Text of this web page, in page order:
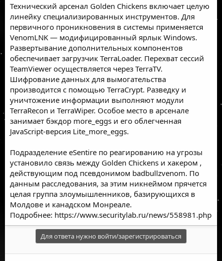
Технический арсенал Golden Chickens включает целую
линейку специализированных инструментов. Для
первичного проникновения в системы применяется
VenomLNK — модифицированный ярлык Windows.
Развертывание дополнительных компонентов
обеспечивает загрузчик TerraLoader. Перехват сессий
TeamViewer осуществляется через TerraTV.
Шифрование данных для вымогательства
производится с помощью TerraCrypt. Разведку и
уничтожение информации выполняют модули
TerraRecon и TerraWiper. Особое место в арсенале
занимает бэкдор more_eggs и его облегченная
JavaScript-версия Lite_more_eggs.
Подразделение eSentire по реагированию на угрозы
установило связь между Golden Chickens и хакером ,
действующим под псевдонимом badbullzvenom. По
данным расследования, за этим никнеймом прячется
целая группа злоумышленников, базирующихся в
Молдове и канадском Монреале.
Подробнее: https://www.securitylab.ru/news/558981.php
Для ответа нужно войти/зарегистрироваться